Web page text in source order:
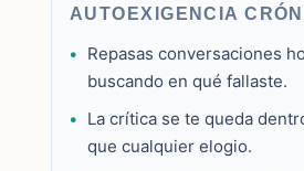
AUTOEXIGENCIA
Repasas conversaciones
buscando en qué fallaste.
La crítica se te queda
que cualquier elogio.